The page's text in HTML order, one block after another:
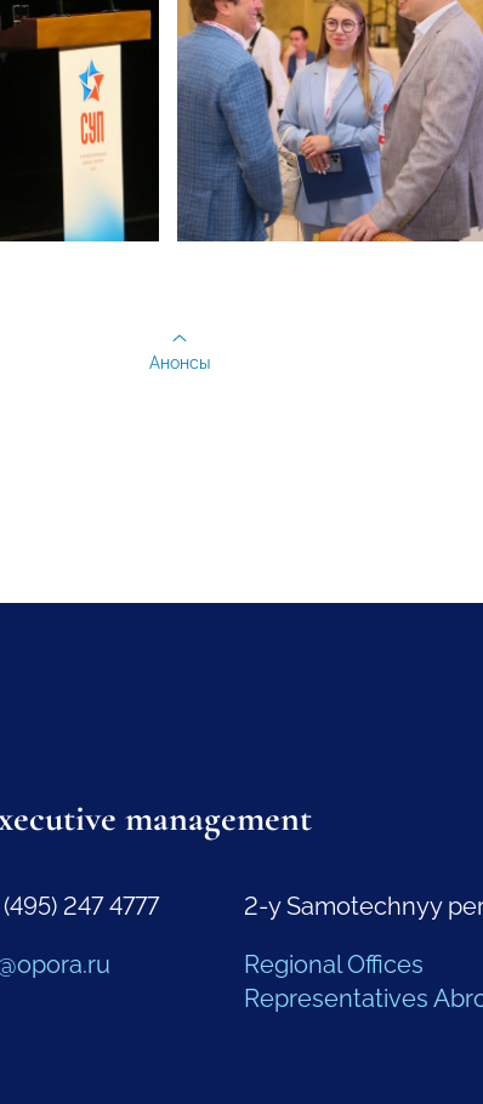
Анонсы
management
(495) 247 4777
2-y Samotechnyy
Regional Offices
Representatives